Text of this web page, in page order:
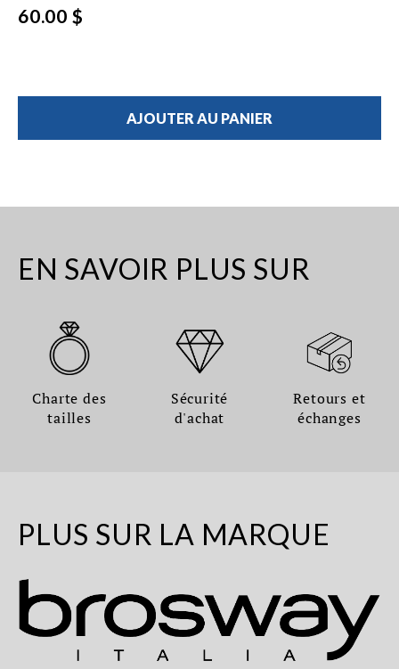
60.00 $
AJOUTER AU PANIER
EN SAVOIR PLUS SUR
Charte des
tailles
Sécurité
d'achat
Retours et
échanges
PLUS SUR LA MARQUE